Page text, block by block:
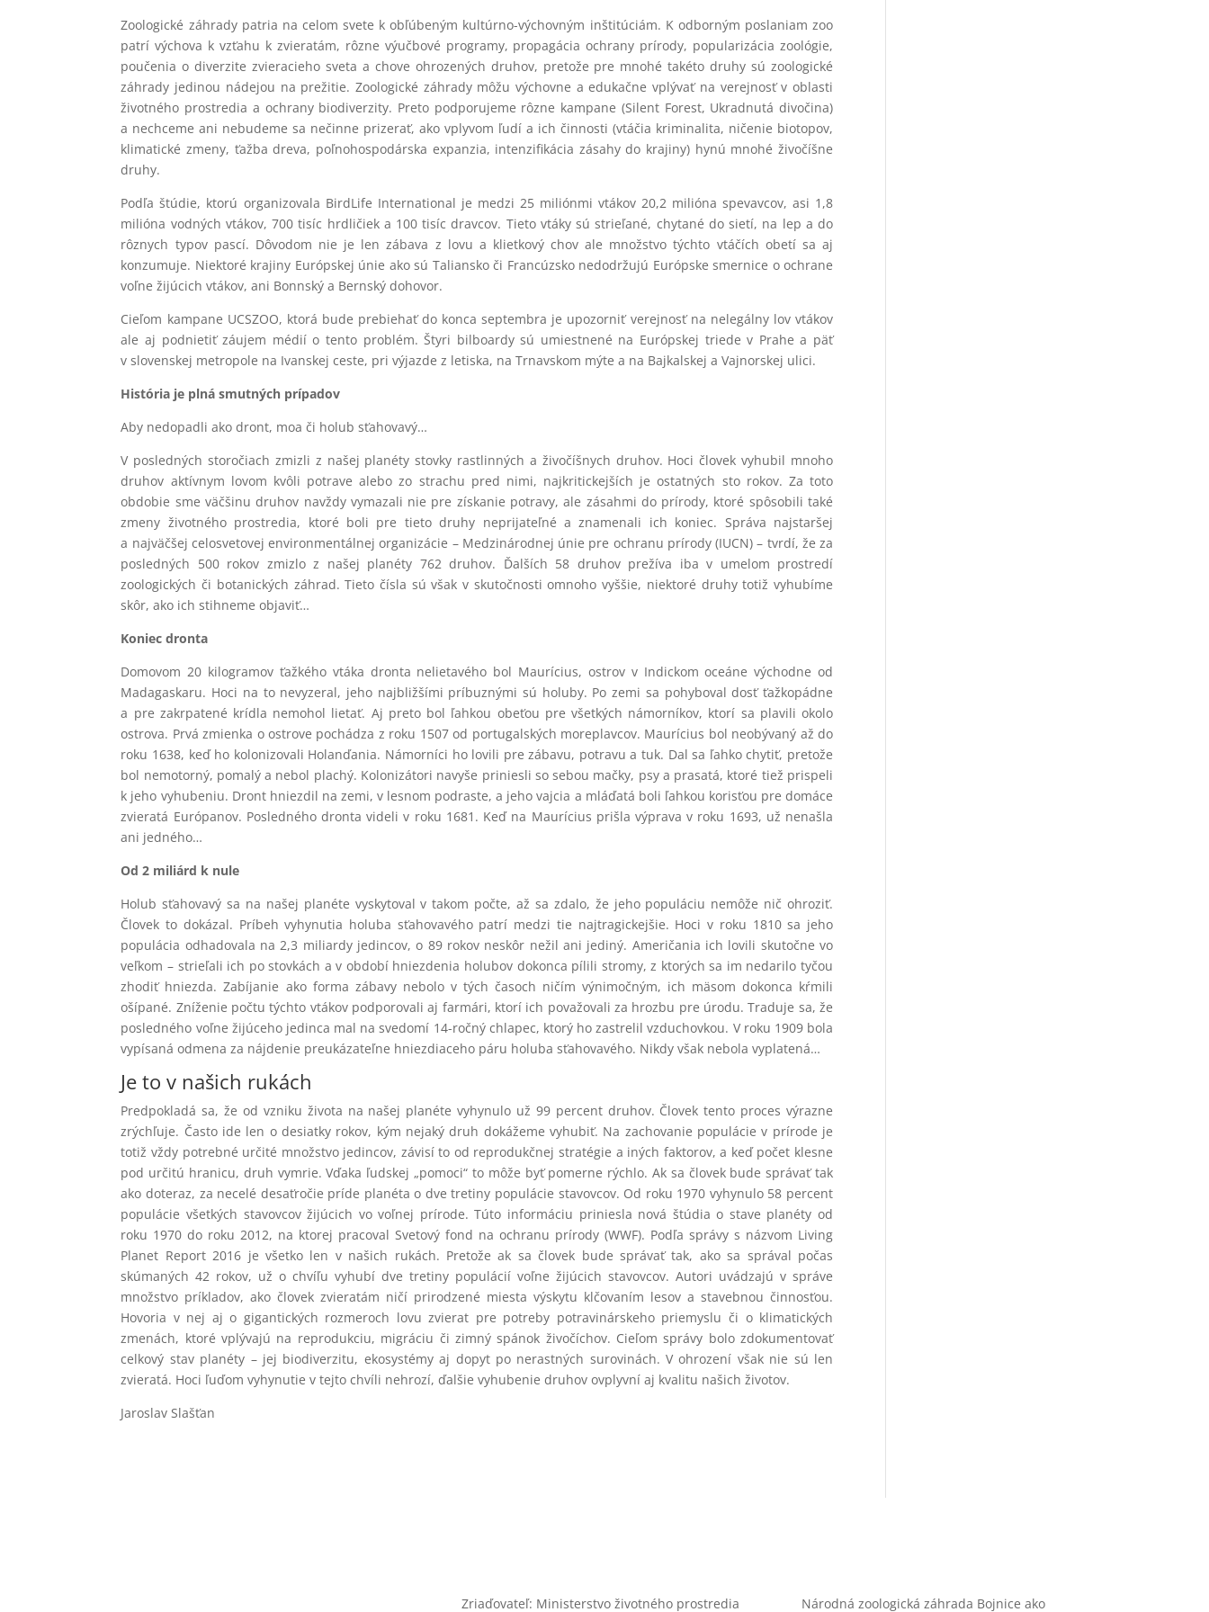
Zoologické záhrady patria na celom svete k obľúbeným kultúrno-výchovným inštitúciám. K odborným poslaniam zoo
patrí výchova k vzťahu k zvieratám, rôzne výučbové programy, propagácia ochrany prírody, popularizácia zoológie,
poučenia o diverzite zvieracieho sveta a chove ohrozených druhov, pretože pre mnohé takéto druhy sú zoologické
záhrady jedinou nádejou na prežitie. Zoologické záhrady môžu výchovne a edukačne vplývať na verejnosť v oblasti
životného prostredia a ochrany biodiverzity. Preto podporujeme rôzne kampane (Silent Forest, Ukradnutá divočina)
a nechceme ani nebudeme sa nečinne prizerať, ako vplyvom ľudí a ich činnosti (vtáčia kriminalita, ničenie biotopov,
klimatické zmeny, ťažba dreva, poľnohospodárska expanzia, intenzifikácia zásahy do krajiny) hynú mnohé živočíšne
druhy.
Podľa štúdie, ktorú organizovala BirdLife International je medzi 25 miliónmi vtákov 20,2 milióna spevavcov, asi 1,8
milióna vodných vtákov, 700 tisíc hrdličiek a 100 tisíc dravcov. Tieto vtáky sú strieľané, chytané do sietí, na lep a do
rôznych typov pascí. Dôvodom nie je len zábava z lovu a klietkový chov ale množstvo týchto vtáčích obetí sa aj
konzumuje. Niektoré krajiny Európskej únie ako sú Taliansko či Francúzsko nedodržujú Európske smernice o ochrane
voľne žijúcich vtákov, ani Bonnský a Bernský dohovor.
Cieľom kampane UCSZOO, ktorá bude prebiehať do konca septembra je upozorniť verejnosť na nelegálny lov vtákov
ale aj podnietiť záujem médií o tento problém. Štyri bilboardy sú umiestnené na Európskej triede v Prahe a päť
v slovenskej metropole na Ivanskej ceste, pri výjazde z letiska, na Trnavskom mýte a na Bajkalskej a Vajnorskej ulici.
História je plná smutných prípadov
Aby nedopadli ako dront, moa či holub sťahovavý…
V posledných storočiach zmizli z našej planéty stovky rastlinných a živočíšnych druhov. Hoci človek vyhubil mnoho
druhov aktívnym lovom kvôli potrave alebo zo strachu pred nimi, najkritickejších je ostatných sto rokov. Za toto
obdobie sme väčšinu druhov navždy vymazali nie pre získanie potravy, ale zásahmi do prírody, ktoré spôsobili také
zmeny životného prostredia, ktoré boli pre tieto druhy neprijateľné a znamenali ich koniec. Správa najstaršej
a najväčšej celosvetovej environmentálnej organizácie – Medzinárodnej únie pre ochranu prírody (IUCN) – tvrdí, že za
posledných 500 rokov zmizlo z našej planéty 762 druhov. Ďalších 58 druhov prežíva iba v umelom prostredí
zoologických či botanických záhrad. Tieto čísla sú však v skutočnosti omnoho vyššie, niektoré druhy totiž vyhubíme
skôr, ako ich stihneme objaviť…
Koniec dronta
Domovom 20 kilogramov ťažkého vtáka dronta nelietavého bol Maurícius, ostrov v Indickom oceáne východne od
Madagaskaru. Hoci na to nevyzeral, jeho najbližšími príbuznými sú holuby. Po zemi sa pohyboval dosť ťažkopádne
a pre zakrpatené krídla nemohol lietať. Aj preto bol ľahkou obeťou pre všetkých námorníkov, ktorí sa plavili okolo
ostrova. Prvá zmienka o ostrove pochádza z roku 1507 od portugalských moreplavcov. Maurícius bol neobývaný až do
roku 1638, keď ho kolonizovali Holanďania. Námorníci ho lovili pre zábavu, potravu a tuk. Dal sa ľahko chytiť, pretože
bol nemotorný, pomalý a nebol plachý. Kolonizátori navyše priniesli so sebou mačky, psy a prasatá, ktoré tiež prispeli
k jeho vyhubeniu. Dront hniezdil na zemi, v lesnom podraste, a jeho vajcia a mláďatá boli ľahkou korisťou pre domáce
zvieratá Európanov. Posledného dronta videli v roku 1681. Keď na Maurícius prišla výprava v roku 1693, už nenašla
ani jedného…
Od 2 miliárd k nule
Holub sťahovavý sa na našej planéte vyskytoval v takom počte, až sa zdalo, že jeho populáciu nemôže nič ohroziť.
Človek to dokázal. Príbeh vyhynutia holuba sťahovavého patrí medzi tie najtragickejšie. Hoci v roku 1810 sa jeho
populácia odhadovala na 2,3 miliardy jedincov, o 89 rokov neskôr nežil ani jediný. Američania ich lovili skutočne vo
veľkom – strieľali ich po stovkách a v období hniezdenia holubov dokonca pílili stromy, z ktorých sa im nedarilo tyčou
zhodiť hniezda. Zabíjanie ako forma zábavy nebolo v tých časoch ničím výnimočným, ich mäsom dokonca kŕmili
ošípané. Zníženie počtu týchto vtákov podporovali aj farmári, ktorí ich považovali za hrozbu pre úrodu. Traduje sa, že
posledného voľne žijúceho jedinca mal na svedomí 14-ročný chlapec, ktorý ho zastrelil vzduchovkou. V roku 1909 bola
vypísaná odmena za nájdenie preukázateľne hniezdiaceho páru holuba sťahovavého. Nikdy však nebola vyplatená…
Je to v našich rukách
Predpokladá sa, že od vzniku života na našej planéte vyhynulo už 99 percent druhov. Človek tento proces výrazne
zrýchľuje. Často ide len o desiatky rokov, kým nejaký druh dokážeme vyhubiť. Na zachovanie populácie v prírode je
totiž vždy potrebné určité množstvo jedincov, závisí to od reprodukčnej stratégie a iných faktorov, a keď počet klesne
pod určitú hranicu, druh vymrie. Vďaka ľudskej „pomoci“ to môže byť pomerne rýchlo. Ak sa človek bude správať tak
ako doteraz, za necelé desaťročie príde planéta o dve tretiny populácie stavovcov. Od roku 1970 vyhynulo 58 percent
populácie všetkých stavovcov žijúcich vo voľnej prírode. Túto informáciu priniesla nová štúdia o stave planéty od
roku 1970 do roku 2012, na ktorej pracoval Svetový fond na ochranu prírody (WWF). Podľa správy s názvom Living
Planet Report 2016 je všetko len v našich rukách. Pretože ak sa človek bude správať tak, ako sa správal počas
skúmaných 42 rokov, už o chvíľu vyhubí dve tretiny populácií voľne žijúcich stavovcov. Autori uvádzajú v správe
množstvo príkladov, ako človek zvieratám ničí prirodzené miesta výskytu klčovaním lesov a stavebnou činnosťou.
Hovoria v nej aj o gigantických rozmeroch lovu zvierat pre potreby potravinárskeho priemyslu či o klimatických
zmenách, ktoré vplývajú na reprodukciu, migráciu či zimný spánok živočíchov. Cieľom správy bolo zdokumentovať
celkový stav planéty – jej biodiverzitu, ekosystémy aj dopyt po nerastných surovinách. V ohrození však nie sú len
zvieratá. Hoci ľuďom vyhynutie v tejto chvíli nehrozí, ďalšie vyhubenie druhov ovplyvní aj kvalitu našich životov.
Jaroslav Slašťan
Zriaďovateľ: Ministerstvo životného prostredia Národná zoologická záhrada Bojnice ako